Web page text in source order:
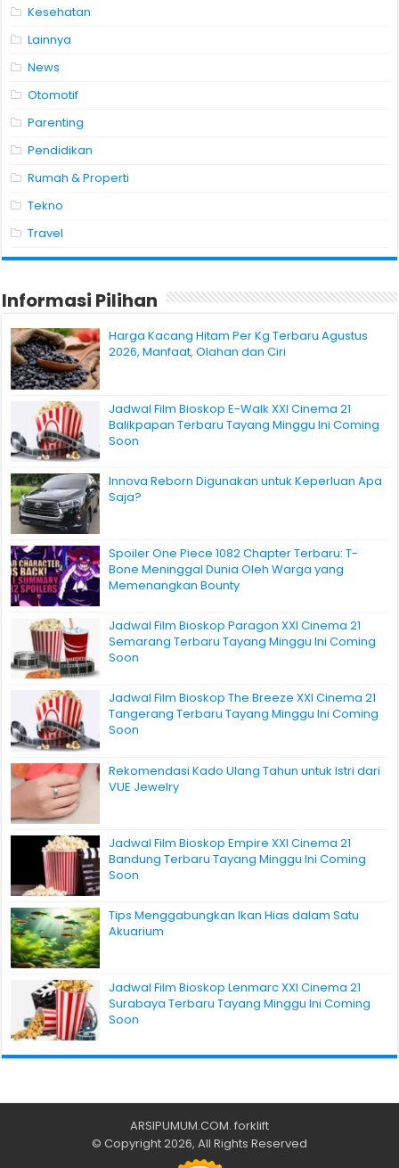
Kesehatan
Lainnya
News
Otomotif
Parenting
Pendidikan
Rumah & Properti
Tekno
Travel
Informasi Pilihan
Harga Kacang Hitam Per Kg Terbaru Agustus
2026, Manfaat, Olahan dan Ciri
Jadwal Film Bioskop E-Walk XXI Cinema 21
Balikpapan Terbaru Tayang Minggu Ini Coming
Soon
Innova Reborn Digunakan untuk Keperluan Apa
Saja?
Spoiler One Piece 1082 Chapter Terbaru: T-
Bone Meninggal Dunia Oleh Warga yang
Memenangkan Bounty
Jadwal Film Bioskop Paragon XXI Cinema 21
Semarang Terbaru Tayang Minggu Ini Coming
Soon
Jadwal Film Bioskop The Breeze XXI Cinema 21
Tangerang Terbaru Tayang Minggu Ini Coming
Soon
Rekomendasi Kado Ulang Tahun untuk Istri dari
VUE Jewelry
Jadwal Film Bioskop Empire XXI Cinema 21
Bandung Terbaru Tayang Minggu Ini Coming
Soon
Tips Menggabungkan Ikan Hias dalam Satu
Akuarium
Jadwal Film Bioskop Lenmarc XXI Cinema 21
Surabaya Terbaru Tayang Minggu Ini Coming
Soon
ARSIPUMUM.COM. forklift
© Copyright 2026, All Rights Reserved